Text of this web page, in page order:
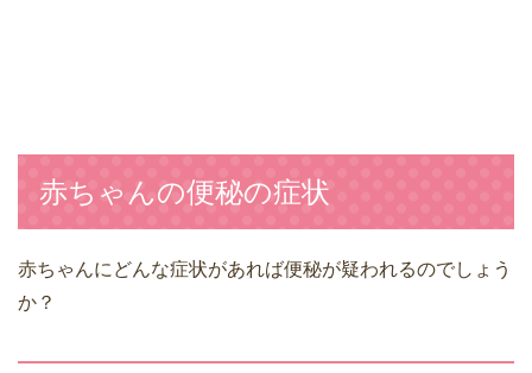
赤ちゃんの便秘の症状
赤ちゃんにどんな症状があれば便秘が疑われるのでしょう
か？